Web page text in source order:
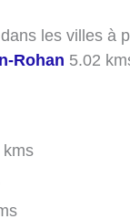
les villes à
Rohan 5.02
kms